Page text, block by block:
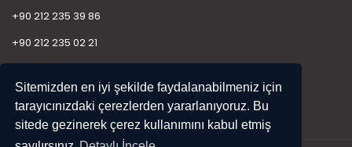
Sitemizden en iyi şekilde faydalanabilmeniz için
tarayıcınızdaki çerezlerden yararlanıyoruz. Bu
sitede gezinerek çerez kullanımını kabul etmiş
+90 212 235 39 86
+90 212 235 02 21
E-Mail
info@hurplastiksan.com